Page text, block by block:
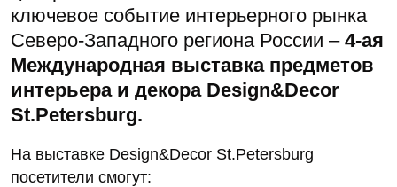
ключевое событие интерьерного рынка
Северо-Западного региона России –4-ая
Международная выставка предметов
интерьера и декора Design&Decor
St.Petersburg.
На выставке Design&Decor St.Petersburg
посетители смогут: